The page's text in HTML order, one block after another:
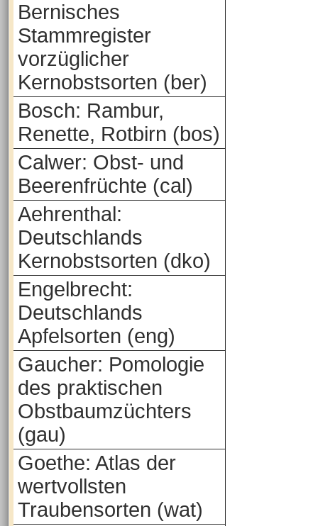
Bernisches
Stammregister
vorzüglicher
Kernobstsorten (ber)
Bosch: Rambur,
Renette, Rotbirn (bos)
Calwer: Obst- und
Beerenfrüchte (cal)
Aehrenthal:
Deutschlands
Kernobstsorten (dko)
Engelbrecht:
Deutschlands
Apfelsorten (eng)
Gaucher: Pomologie
des praktischen
Obstbaumzüchters
(gau)
Goethe: Atlas der
wertvollsten
Traubensorten (wat)